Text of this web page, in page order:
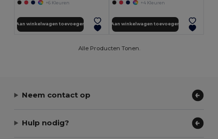
+6 Kleuren
Aan winkelwagen toevoegen
+4 Kleuren
Aan winkelwagen toevoegen
Alle Producten Tonen.
Neem contact op
Hulp nodig?